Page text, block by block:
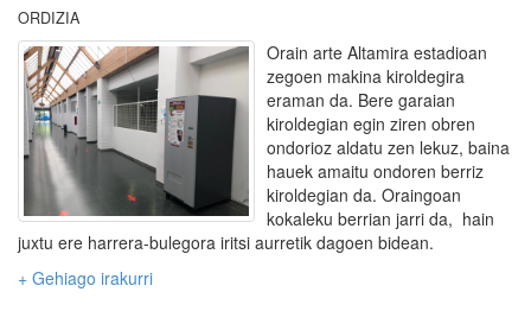
ORDIZIA
Orain arte Altamira estadioan
zegoen makina kiroldegira
eraman da. Bere garaian
kiroldegian egin ziren obren
ondorioz aldatu zen lekuz, baina
hauek amaitu ondoren berriz
kiroldegian da. Oraingoan
kokaleku berrian jarri da, hain
juxtu ere harrera-bulegora iritsi aurretik dagoen bidean.
+ Gehiago irakurri